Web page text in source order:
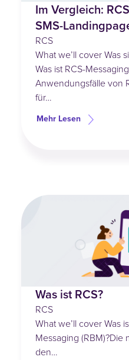
Im Vergleich:
SMS-
RCS
What we’ll cover Was
Was ist RCS-
Anwendungsfälle von
für…
Mehr Lesen
Was ist RCS?
RCS
What we’ll cover Was
Messaging
den…